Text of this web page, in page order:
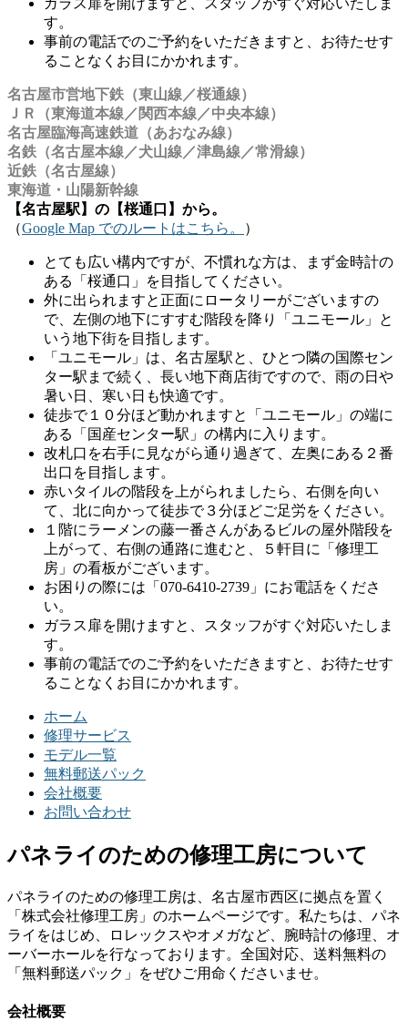
ガラス扉を開けますと、スタッフがすぐ対応いたしま
す。
事前の電話でのご予約をいただきますと、お待たせす
ることなくお目にかかれます。
名古屋市営地下鉄（東山線／桜通線）
ＪＲ（東海道本線／関西本線／中央本線）
名古屋臨海高速鉄道（あおなみ線）
名鉄（名古屋本線／犬山線／津島線／常滑線）
近鉄（名古屋線）
東海道・山陽新幹線
【名古屋駅】の【桜通口】から。
（Google Map でのルートはこちら。 ）
とても広い構内ですが、不慣れな方は、まず金時計の
ある「桜通口」を目指してください。
外に出られますと正面にロータリーがございますの
で、左側の地下にすすむ階段を降り「ユニモール」と
いう地下街を目指します。
「ユニモール」は、名古屋駅と、ひとつ隣の国際セン
ター駅まで続く、長い地下商店街ですので、雨の日や
暑い日、寒い日も快適です。
徒歩で１０分ほど動かれますと「ユニモール」の端に
ある「国産センター駅」の構内に入ります。
改札口を右手に見ながら通り過ぎて、左奥にある２番
出口を目指します。
赤いタイルの階段を上がられましたら、右側を向い
て、北に向かって徒歩で３分ほどご足労をください。
１階にラーメンの藤一番さんがあるビルの屋外階段を
上がって、右側の通路に進むと、５軒目に「修理工
房」の看板がございます。
お困りの際には「070-6410-2739」にお電話をくださ
い。
ガラス扉を開けますと、スタッフがすぐ対応いたしま
す。
事前の電話でのご予約をいただきますと、お待たせす
ることなくお目にかかれます。
ホーム
修理サービス
モデル一覧
無料郵送パック
会社概要
お問い合わせ
パネライのための修理工房について
パネライのための修理工房は、名古屋市西区に拠点を置く
「株式会社修理工房」のホームページです。私たちは、パネ
ライをはじめ、ロレックスやオメガなど、腕時計の修理、オ
ーバーホールを行なっております。全国対応、送料無料の
「無料郵送パック」をぜひご用命くださいませ。
会社概要